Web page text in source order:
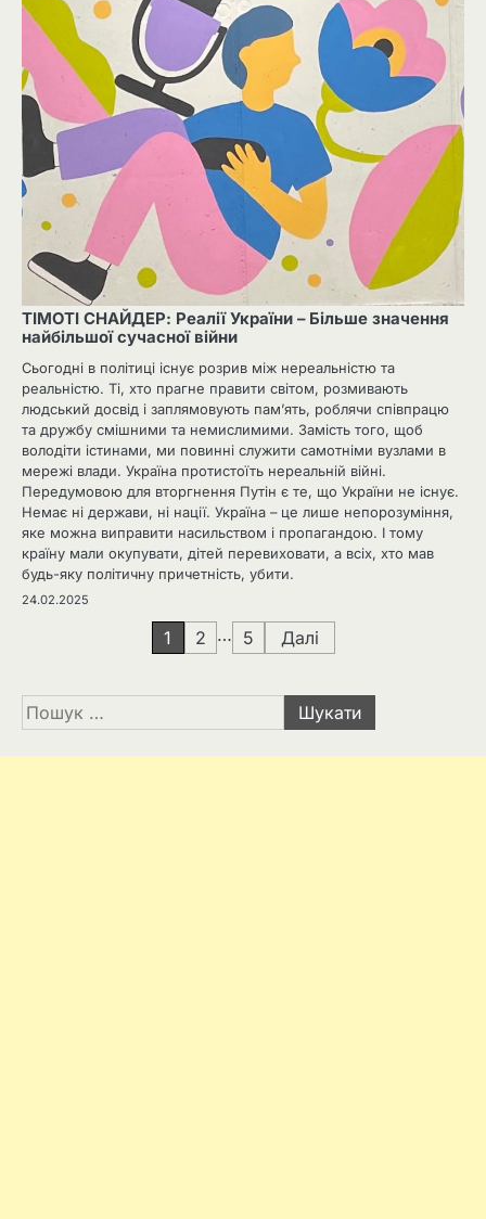
ТІМОТІ СНАЙДЕР: Реалії України – Більше значення
найбільшої сучасної війни
Сьогодні в політиці існує розрив між нереальністю та
реальністю. Ті, хто прагне правити світом, розмивають
людський досвід і заплямовують пам’ять, роблячи співпрацю
та дружбу смішними та немислимими. Замість того, щоб
володіти істинами, ми повинні служити самотніми вузлами в
мережі влади. Україна протистоїть нереальній війні.
Передумовою для вторгнення Путін є те, що України не існує.
Немає ні держави, ні нації. Україна – це лише непорозуміння,
яке можна виправити насильством і пропагандою. І тому
країну мали окупувати, дітей перевиховати, а всіх, хто мав
будь-яку політичну причетність, убити.
24.02.2025
1 2 … 5 Далі
Пошук: